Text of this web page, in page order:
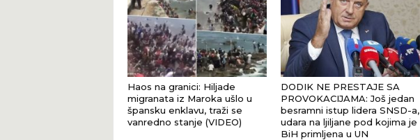
Haos na granici: Hiljade
migranata iz Maroka ušlo u
špansku enklavu, traži se
vanredno stanje (VIDEO)
DODIK NE PRESTAJE SA
PROVOKACIJAMA: Još jedan
besramni istup lidera SNSD-a,
udara na ljiljane pod kojima je
BiH primljena u UN